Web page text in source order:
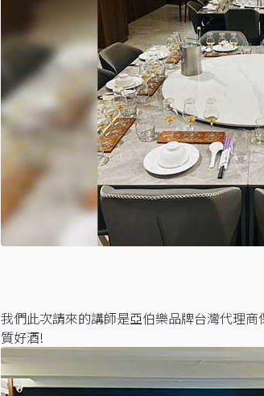
我們此次請來的講師是亞伯樂品牌台灣代理
質好酒!